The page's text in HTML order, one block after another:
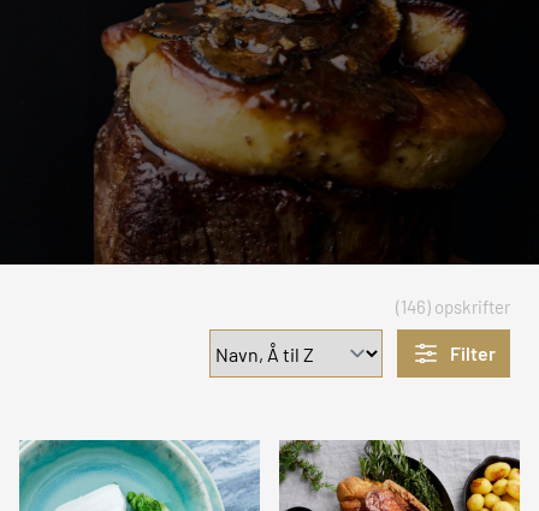
(146) opskrifter
Filter